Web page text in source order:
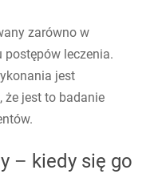
zarówno w
leczenia.
jest
że jest to badanie
– kiedy się go